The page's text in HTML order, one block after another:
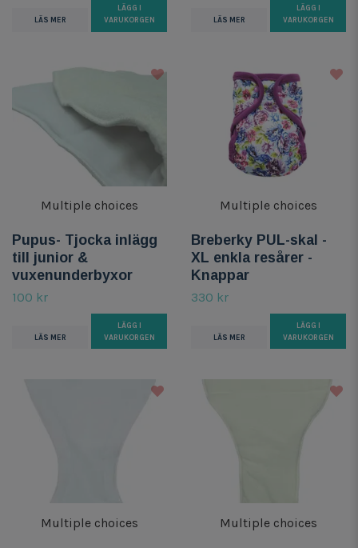
LÄS MER
LÄGG I
VARUKORGEN
LÄS MER
LÄGG I
VARUKORGEN
Multiple choices
Pupus- Tjocka inlägg
till junior &
vuxenunderbyxor
100 kr
LÄS MER
LÄGG I
VARUKORGEN
Multiple choices
Breberky PUL-skal -
XL enkla resårer -
Knappar
330 kr
LÄS MER
LÄGG I
VARUKORGEN
Multiple choices Multiple choices